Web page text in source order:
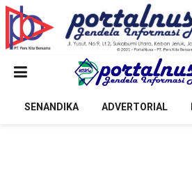
SENANDIKA ADVERTORIAL